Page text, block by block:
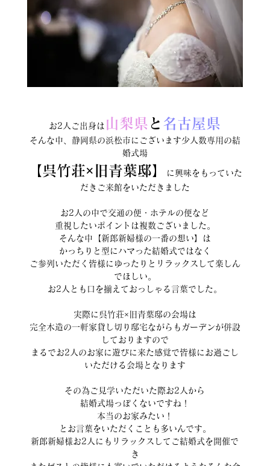
お2人ご出身は 山梨県 と 名古屋県
そんな中、静岡県の浜松市にございます少人数専用の結
婚式場
【呉竹荘×旧青葉邸】
に興味をもっていた
だきご来館をいただきました
お2人の中で交通の便・ホテルの便など
重視したいポイントは複数ございました。
そんな中【新郎新婦様の一番の想い】は
かっちりと型にハマった結婚式ではなく
ご参列いただく皆様にゆったりとリラックスして楽しん
でほしい。
お2人とも口を揃えておっしゃる言葉でした。
実際に呉竹荘×旧青葉邸の会場は
完全木造の一軒家貸し切り邸宅ながらもガーデンが併設
しておりますので
まるでお2人のお家に遊びに来た感覚で皆様にお過ごし
いただける会場となります
その為ご見学いただいた際お2人から
結婚式場っぽくないですね！
本当のお家みたい！
とお言葉をいただくことも多いんです。
新郎新婦様お2人にもリラックスしてご結婚式を開催で
き